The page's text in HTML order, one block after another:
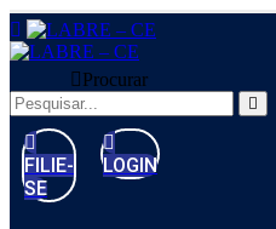
Procurar
FILIE-
SE
LOGIN